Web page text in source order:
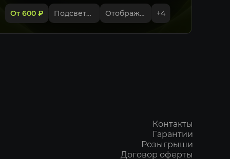
От 600₽ Подсветка игроков Отображение Стешей +4
Контакты
Гарантии
Розыгрыши
Договор оферты